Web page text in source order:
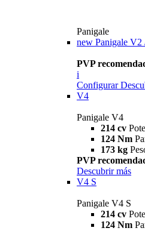
Panigale
new Panigale V2
PVP
i
Configurar
V4
Panigale V4
214 cv
124 Nm
173 kg
PVP
Descubrir más
V4 S
Panigale V4 S
214 cv
124 Nm